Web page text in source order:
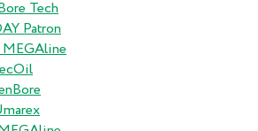
Tech
Patron